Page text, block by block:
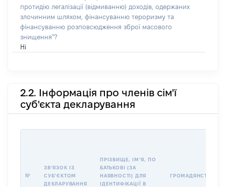
протидію легалізації (відмиванню) доходів, одержаних
злочинним шляхом, фінансуванню тероризму та
фінансуванню розповсюдження зброї масового
знищення"?
Ні
2.2. Інформація про членів сім'ї
суб'єкта декларування
№
ЗВʼЯЗОК ІЗ
СУБʼЄКТОМ
ДЕКЛАРУВАННЯ
ПРІЗВИЩЕ, ІМʼЯ, ПО
БАТЬКОВІ (ЗА
НАЯВНОСТІ) ДЛЯ
ІДЕНТИФІКАЦІЇ В
ГРОМАДЯНСТВО